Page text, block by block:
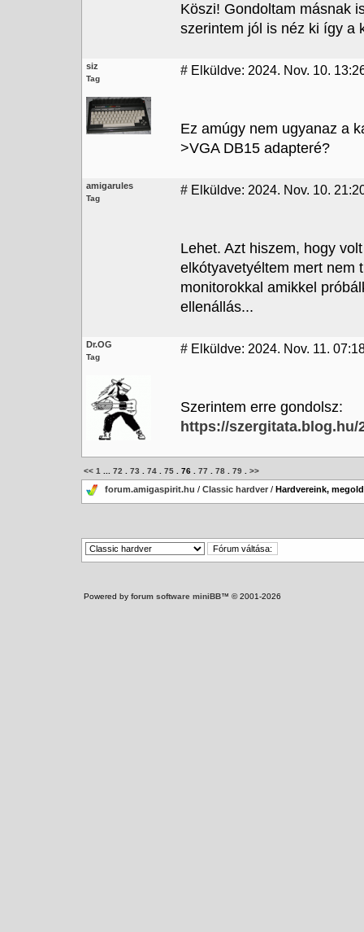
Köszi! Gondoltam másnak
szerintem jól is néz ki így a
siz
Tag
# Elküldve: 2024. Nov. 10.
Ez amúgy nem ugyanaz a
>VGA DB15 adapteré?
amigarules
Tag
# Elküldve: 2024. Nov. 10.
Lehet. Azt hiszem, hogy
elkótyavetyéltem mert nem
monitorokkal amikkel
ellenállás...
Dr.OG
Tag
# Elküldve: 2024. Nov. 11.
Szerintem erre gondolsz:
https://szergitata.blog.hu/
<< 1 72 73 74 75 76 77 78 79 >>
forum.amigaspirit.hu / Classic hardver / Hardvereink,
Powered by forum software miniBB™ © 2001-2026